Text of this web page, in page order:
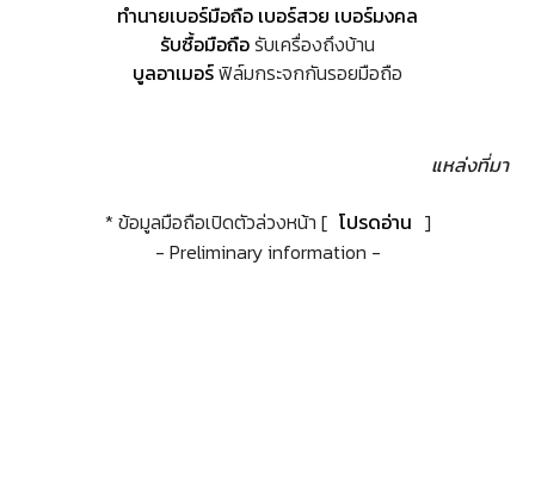
ทำนายเบอร์มือถือ เบอร์สวย เบอร์มงคล
รับซื้อมือถือรับเครื่องถึงบ้าน
บูลอาเมอร์ฟิล์มกระจกกันรอยมือถือ
แหล่งที่มา
* ข้อมูลมือถือเปิดตัวล่วงหน้า [ โปรดอ่าน ]
- Preliminary information -